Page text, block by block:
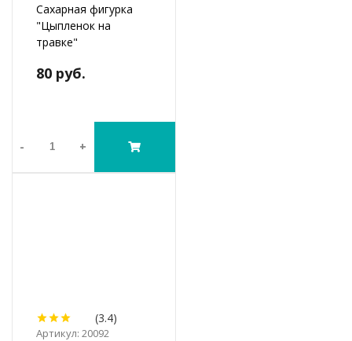
Сахарная фигурка
"Цыпленок на
травке"
80 руб.
- +
(3.4)
Артикул: 20092